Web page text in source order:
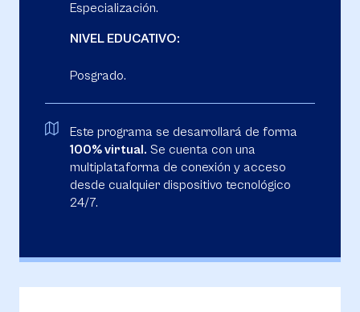
Especialización.
NIVEL EDUCATIVO:
Posgrado.
Este programa se desarrollará de forma
100% virtual. Se cuenta con una
multiplataforma de conexión y acceso
desde cualquier dispositivo tecnológico
24/7.